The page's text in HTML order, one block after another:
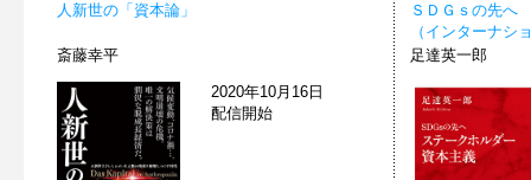
人新世の「資本論」
斎藤幸平
2020年10月16日
配信開始
ＳＤＧｓの先へ
（インターナシ
足達英一郎